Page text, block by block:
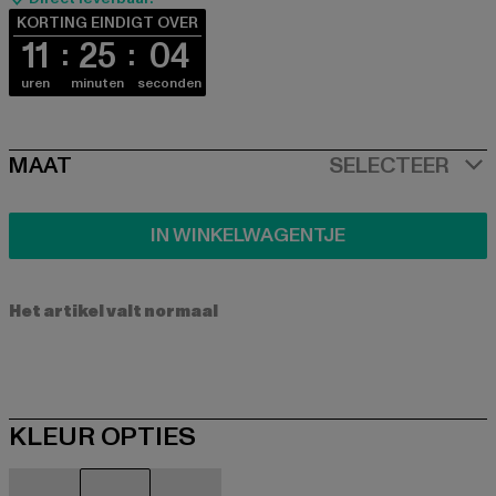
KORTING EINDIGT OVER
11
uren
25
minuten
03
seconden
SIZE
MAAT SELECTEER
IN WINKELWAGENTJE
Het artikel valt normaal
KLEUR OPTIES